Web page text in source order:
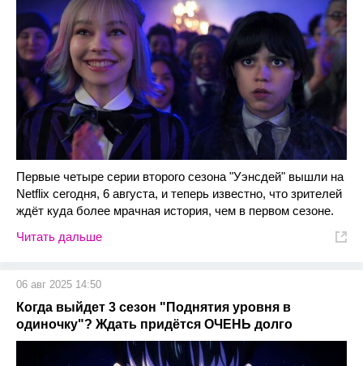
Первые четыре серии второго сезона "Уэнсдей" вышли на
Netflix сегодня, 6 августа, и теперь известно, что зрителей
ждёт куда более мрачная история, чем в первом сезоне.
Читать дальше
06 авг 2025 14:50
Когда выйдет 3 сезон "Поднятия уровня в
одиночку"? Ждать придётся ОЧЕНЬ долго